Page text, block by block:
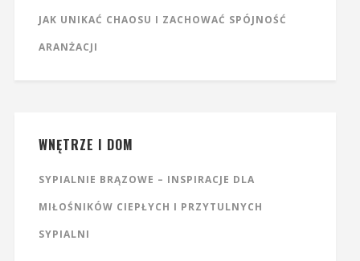
JAK UNIKAĆ CHAOSU I ZACHOWAĆ SPÓJNOŚĆ
ARANŻACJI
WNĘTRZE I DOM
SYPIALNIE BRĄZOWE – INSPIRACJE DLA
MIŁOŚNIKÓW CIEPŁYCH I PRZYTULNYCH
SYPIALNI